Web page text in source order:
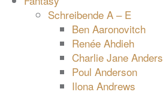
Schreibende A – E
Ben Aaronovitch
Renée Ahdieh
Charlie Jane Anders
Poul Anderson
Ilona Andrews